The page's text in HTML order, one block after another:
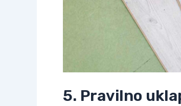
5. Pravilno